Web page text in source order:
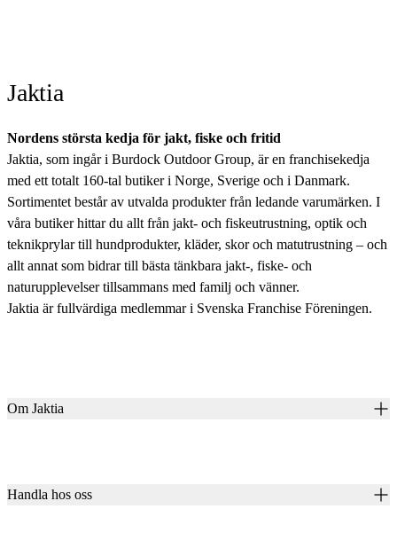
Jaktia
Nordens största kedja för jakt, fiske och fritid
Jaktia, som ingår i Burdock Outdoor Group, är en franchisekedja
med ett totalt 160-tal butiker i Norge, Sverige och i Danmark.
Sortimentet består av utvalda produkter från ledande varumärken. I
våra butiker hittar du allt från jakt- och fiskeutrustning, optik och
teknikprylar till hundprodukter, kläder, skor och matutrustning – och
allt annat som bidrar till bästa tänkbara jakt-, fiske- och
naturupplevelser tillsammans med familj och vänner.
Jaktia är fullvärdiga medlemmar i Svenska Franchise Föreningen.
Om Jaktia
Karriär
Handla hos oss